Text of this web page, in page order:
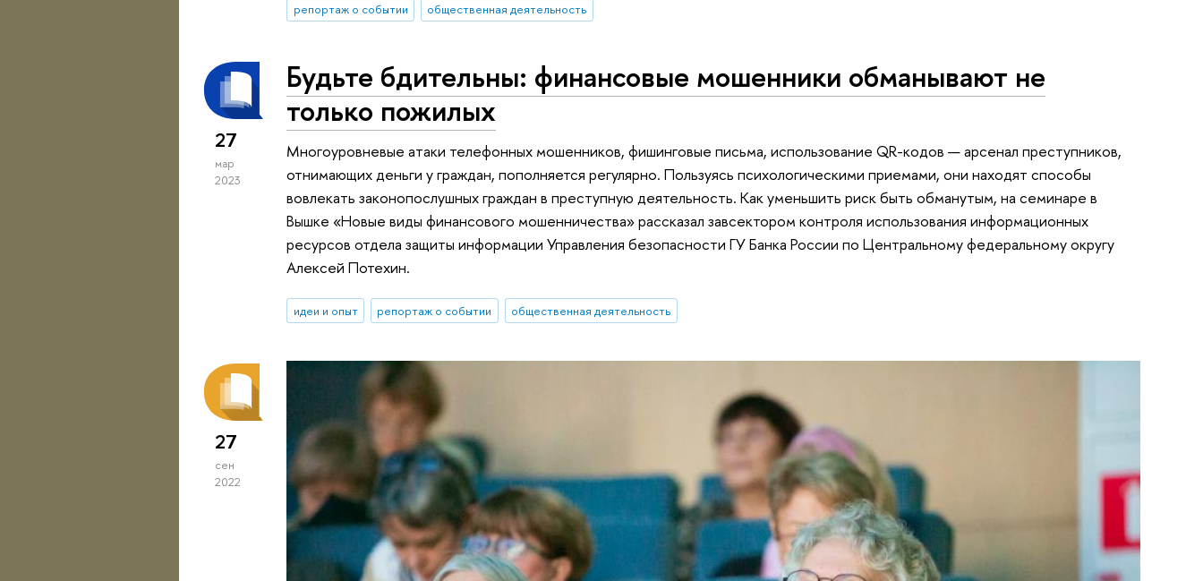
репортаж о событии общественная деятельность
27
мар
2023
Будьте бдительны: финансовые мошенники обманывают не
только пожилых
Многоуровневые атаки телефонных мошенников, фишинговые письма, использование QR-кодов — арсенал преступников,
отнимающих деньги у граждан, пополняется регулярно. Пользуясь психологическими приемами, они находят способы
вовлекать законопослушных граждан в преступную деятельность. Как уменьшить риск быть обманутым, на семинаре в
Вышке «Новые виды финансового мошенничества» рассказал завсектором контроля использования информационных
ресурсов отдела защиты информации Управления безопасности ГУ Банка России по Центральному федеральному округу
Алексей Потехин.
идеи и опыт репортаж о событии общественная деятельность
27
сен
2022